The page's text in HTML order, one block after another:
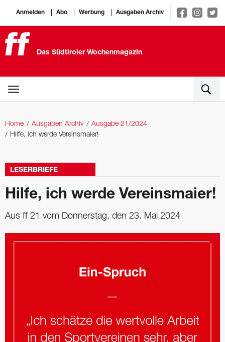
Anmelden Abo Werbung Ausgaben Archiv
Das Südtiroler Wochenmagazin
Home Ausgaben Archiv
Ausgabe 21/2024
Hilfe, ich werde Vereinsmaier!
LESERBRIEFE
Hilfe, ich werde Vereinsmaier!
Aus ff 21 vom Donnerstag, den 23. Mai 2024